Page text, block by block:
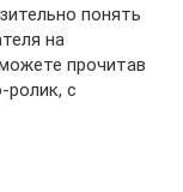
понять
на
прочитав
с